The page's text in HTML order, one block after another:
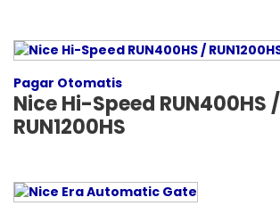
Pagar Otomatis
Nice Hi-Speed RUN400HS /
RUN1200HS